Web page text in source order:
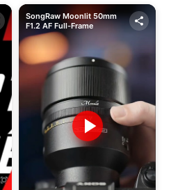
SongRaw Moonlit 50mm
F1.2 AF Full-Frame